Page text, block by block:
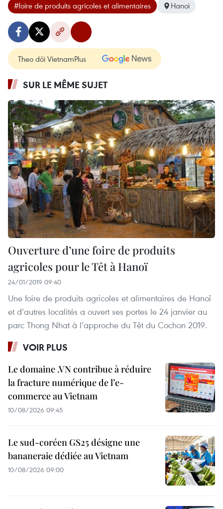
#foire de produits agricoles et alimentaires
Hanoi
Theo dõi VietnamPlus
SUR LE MÊME SUJET
Ouverture d’une foire de produits
agricoles pour le Têt à Hanoï
24/01/2019 09:40
Une foire de produits agricoles et alimentaires de Hanoï
et d’autres localités a ouvert ses portes le 24 janvier au
parc Thong Nhat à l’approche du Têt du Cochon 2019.
VOIR PLUS
Le domaine .VN contribue à réduire
la fracture numérique de l’e-
commerce au Vietnam
10/08/2026 09:45
Le sud-coréen GS25 désigne une
bananeraie dédiée au Vietnam
10/08/2026 09:00